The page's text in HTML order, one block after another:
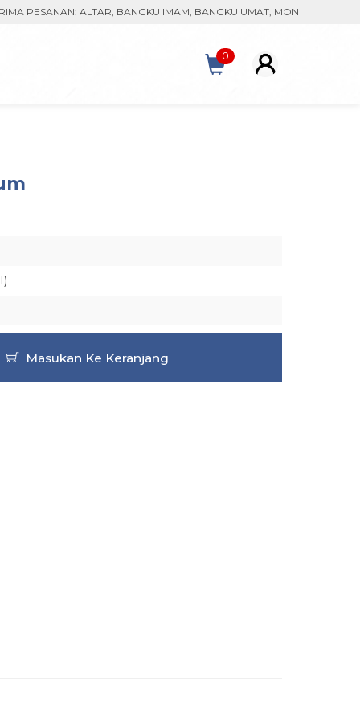
ALTAR, BANGKU IMAM, BANGKU UMAT, MONSTRAN, KACA
0
Masukan Ke Keranjang